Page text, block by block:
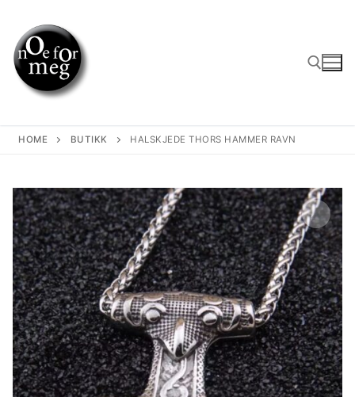
content
HOME BUTIKK HALSKJEDE THORS HAMMER RAVN